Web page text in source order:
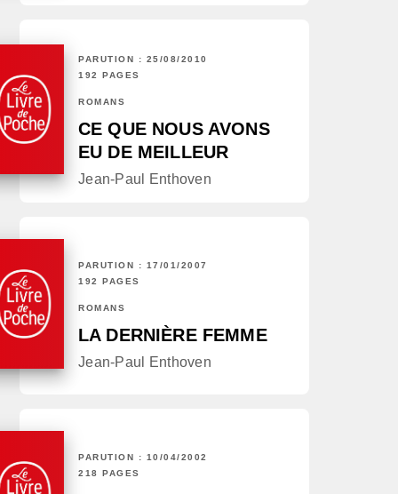
PARUTION : 25/08/2010
192 PAGES
ROMANS
CE QUE NOUS AVONS
EU DE MEILLEUR
Jean-Paul Enthoven
PARUTION : 17/01/2007
192 PAGES
ROMANS
LA DERNIÈRE FEMME
Jean-Paul Enthoven
PARUTION : 10/04/2002
218 PAGES